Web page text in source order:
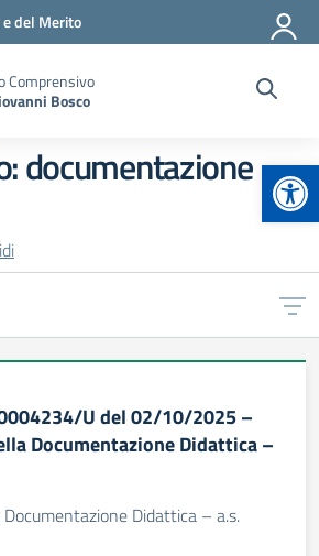
del Merito
Comprensivo
Bosco
documentazione
U del 02/10/2025 –
Documentazione Didattica –
Didattica – a.s.